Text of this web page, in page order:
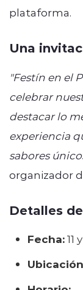
plataforma.
Una
"Festín en el
celebrar
destacar lo
experiencia
sabores
organizador
Detalles
Fecha:11